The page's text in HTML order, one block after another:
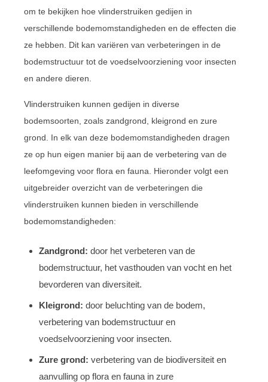
om te bekijken hoe vlinderstruiken gedijen in
verschillende bodemomstandigheden en de effecten die
ze hebben. Dit kan variëren van verbeteringen in de
bodemstructuur tot de voedselvoorziening voor insecten
en andere dieren.
Vlinderstruiken kunnen gedijen in diverse
bodemsoorten, zoals zandgrond, kleigrond en zure
grond. In elk van deze bodemomstandigheden dragen
ze op hun eigen manier bij aan de verbetering van de
leefomgeving voor flora en fauna. Hieronder volgt een
uitgebreider overzicht van de verbeteringen die
vlinderstruiken kunnen bieden in verschillende
bodemomstandigheden:
Zandgrond: door het verbeteren van de
bodemstructuur, het vasthouden van vocht en het
bevorderen van diversiteit.
Kleigrond: door beluchting van de bodem,
verbetering van bodemstructuur en
voedselvoorziening voor insecten.
Zure grond: verbetering van de biodiversiteit en
aanvulling op flora en fauna in zure